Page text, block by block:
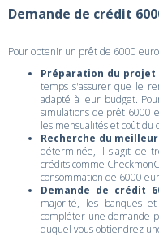
Demande de crédit
Pour obtenir un prêt de 6000
Préparation du projet
temps s'assurer que le
adapté à leur budget.
simulations de prêt 6000
les mensualités et coût du
Recherche du
déterminée, il s'agit de
crédits comme
consommation de 6000
Demande de crédit
majorité, les banques
compléter une demande
duquel vous obtiendrez